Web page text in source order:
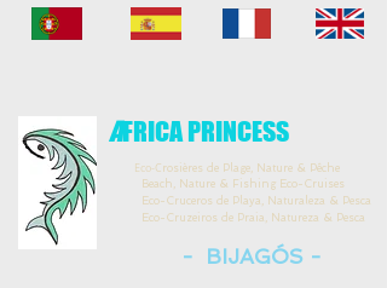
AFRICA PRINCESS
Eco-C rosières de Plage, Nature & Pêche
Beach, Nature & Fishing Eco-Cruises
Eco-Cruceros de Playa, Naturaleza & Pesca
Eco-Cruzeiros de Praia, Natureza & Pesca
- BIJAGÓS -